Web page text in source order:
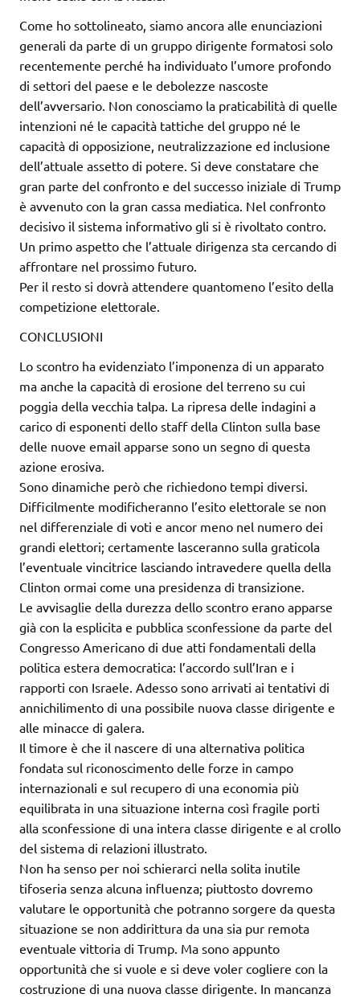
Come ho sottolineato, siamo ancora alle enunciazioni
generali da parte di un gruppo dirigente formatosi solo
recentemente perché ha individuato l’umore profondo
di settori del paese e le debolezze nascoste
dell’avversario. Non conosciamo la praticabilità di quelle
intenzioni né le capacità tattiche del gruppo né le
capacità di opposizione, neutralizzazione ed inclusione
dell’attuale assetto di potere. Si deve constatare che
gran parte del confronto e del successo iniziale di Trump
è avvenuto con la gran cassa mediatica. Nel confronto
decisivo il sistema informativo gli si è rivoltato contro.
Un primo aspetto che l’attuale dirigenza sta cercando di
affrontare nel prossimo futuro.
Per il resto si dovrà attendere quantomeno l’esito della
competizione elettorale.
CONCLUSIONI
Lo scontro ha evidenziato l’imponenza di un apparato
ma anche la capacità di erosione del terreno su cui
poggia della vecchia talpa. La ripresa delle indagini a
carico di esponenti dello staff della Clinton sulla base
delle nuove email apparse sono un segno di questa
azione erosiva.
Sono dinamiche però che richiedono tempi diversi.
Difficilmente modificheranno l’esito elettorale se non
nel differenziale di voti e ancor meno nel numero dei
grandi elettori; certamente lasceranno sulla graticola
l’eventuale vincitrice lasciando intravedere quella della
Clinton ormai come una presidenza di transizione.
Le avvisaglie della durezza dello scontro erano apparse
già con la esplicita e pubblica sconfessione da parte del
Congresso Americano di due atti fondamentali della
politica estera democratica: l’accordo sull’Iran e i
rapporti con Israele. Adesso sono arrivati ai tentativi di
annichilimento di una possibile nuova classe dirigente e
alle minacce di galera.
Il timore è che il nascere di una alternativa politica
fondata sul riconoscimento delle forze in campo
internazionali e sul recupero di una economia più
equilibrata in una situazione interna così fragile porti
alla sconfessione di una intera classe dirigente e al crollo
del sistema di relazioni illustrato.
Non ha senso per noi schierarci nella solita inutile
tifoseria senza alcuna influenza; piuttosto dovremo
valutare le opportunità che potranno sorgere da questa
situazione se non addirittura da una sia pur remota
eventuale vittoria di Trump. Ma sono appunto
opportunità che si vuole e si deve voler cogliere con la
costruzione di una nuova classe dirigente. In mancanza